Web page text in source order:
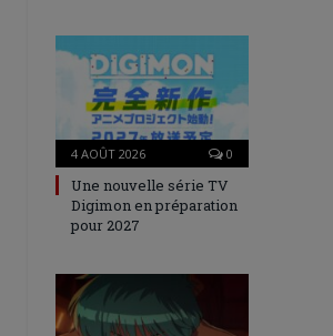
4 AOÛT 2026 0
Une nouvelle série TV
Digimon en préparation
pour 2027